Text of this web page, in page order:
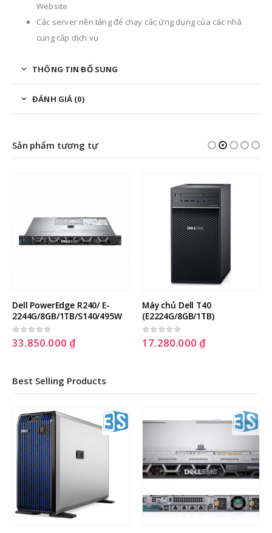
Website
Các server nền tảng để chạy các ứng dụng của các nhà
cung cấp dịch vụ
THÔNG TIN BỔ SUNG
ĐÁNH GIÁ (0)
Sản phẩm tương tự
Dell PowerEdge R240/ E-
2244G/8GB/1TB/S140/495W
0out of 5
33.850.000₫
Máy chủ Dell T40
(E2224G/8GB/1TB)
0 out of 5
17.280.000₫
Best Selling Products